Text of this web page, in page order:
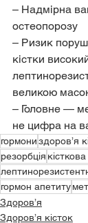
– Надмірна
остеопорозу
– Ризик
кістки
великою
– Головне —
не цифра на
гормониздоров’я
резорбція
гормон апетиту
Здоров’я
Здоров’я кісток